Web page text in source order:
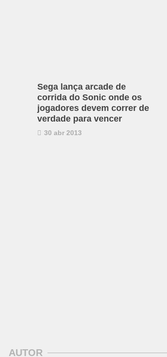
Sega lança arcade de
corrida do Sonic onde os
jogadores devem correr de
verdade para vencer
30 abr 2013
AUTOR